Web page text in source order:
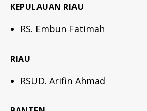
KEPULAUAN RIAU
RS. Embun Fatimah
RIAU
RSUD. Arifin Ahmad